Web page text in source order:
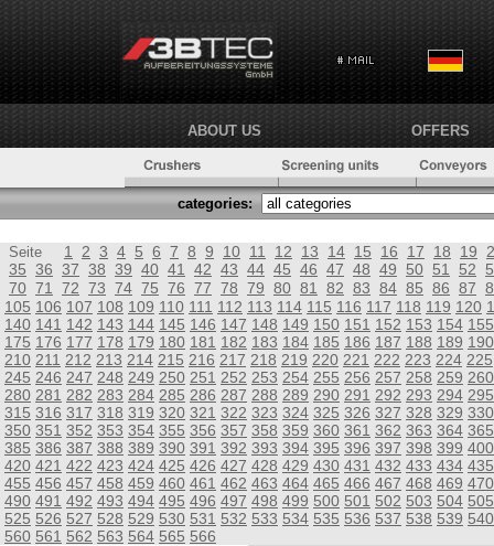
ABOUT US OFFERS
categories:
Seite 1 2 3 4 5 6 7 8 9 10 11 12 13 14 15 16 17 18 19
35 36 37 38 39 40 41 42 43 44 45 46 47 48 49 50 51 52
70 71 72 73 74 75 76 77 78 79 80 81 82 83 84 85 86 87
105 106 107 108 109 110 111 112 113 114 115 116 117 118 119 120
140 141 142 143 144 145 146 147 148 149 150 151 152 153 154 155
175 176 177 178 179 180 181 182 183 184 185 186 187 188 189 190
210 211 212 213 214 215 216 217 218 219 220 221 222 223 224 225
245 246 247 248 249 250 251 252 253 254 255 256 257 258 259 260
280 281 282 283 284 285 286 287 288 289 290 291 292 293 294 295
315 316 317 318 319 320 321 322 323 324 325 326 327 328 329 330
350 351 352 353 354 355 356 357 358 359 360 361 362 363 364 365
385 386 387 388 389 390 391 392 393 394 395 396 397 398 399 400
420 421 422 423 424 425 426 427 428 429 430 431 432 433 434 435
455 456 457 458 459 460 461 462 463 464 465 466 467 468 469 470
490 491 492 493 494 495 496 497 498 499 500 501 502 503 504 505
525 526 527 528 529 530 531 532 533 534 535 536 537 538 539 540
560 561 562 563 564 565 566